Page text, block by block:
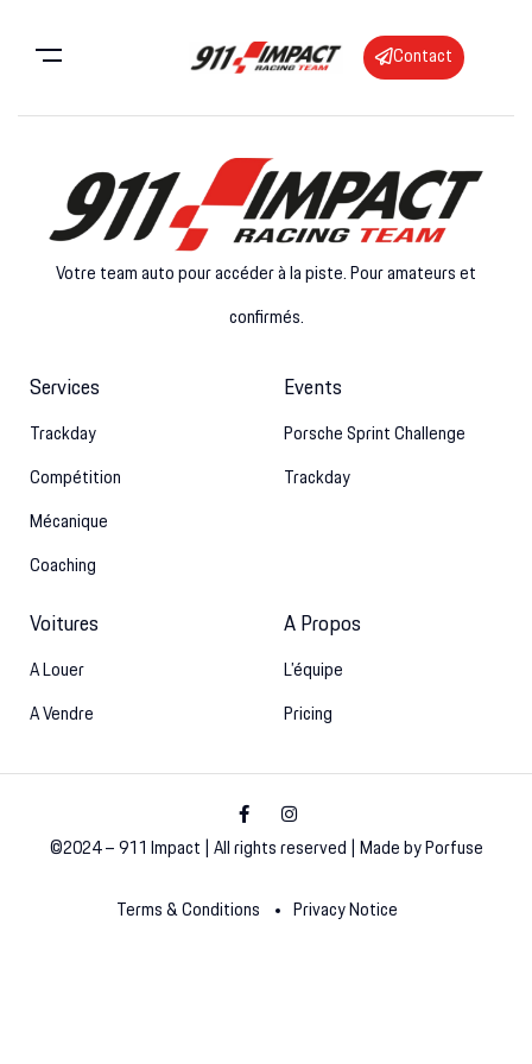
Contact
Votre team auto pour accéder à la piste. Pour amateurs et
confirmés.
Services
Trackday
Compétition
Mécanique
Coaching
Events
Porsche Sprint Challenge
Trackday
Voitures
A Louer
A Vendre
A Propos
L’équipe
Pricing
©2024 – 911 Impact | All rights reserved | Made by Porfuse
Terms & Conditions Privacy Notice